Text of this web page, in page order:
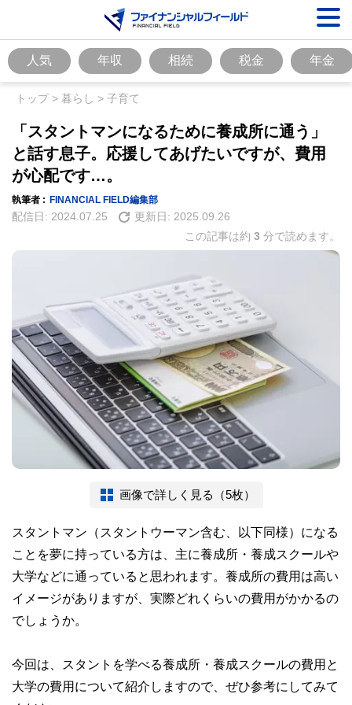
人気 年収 相続 税金 年金
トップ> 暮らし > 子育て
「スタントマンになるために養成所に通う」
と話す息子。応援してあげたいですが、費用
が心配です…。
執筆者 : FINANCIAL FIELD編集部
配信日: 2024.07.25 更新日: 2025.09.26
この記事は約 3 分で読めます。
画像で詳しく見る（5枚）
スタントマン（スタントウーマン含む、以下同様）になる
ことを夢に持っている方は、主に養成所・養成スクールや
大学などに通っていると思われます。養成所の費用は高い
イメージがありますが、実際どれくらいの費用がかかるの
でしょうか。
今回は、スタントを学べる養成所・養成スクールの費用と
大学の費用について紹介しますので、ぜひ参考にしてみて